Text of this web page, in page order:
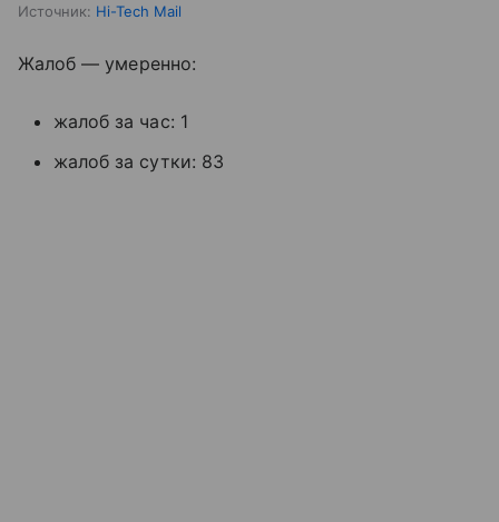
Источник: Hi-Tech Mail
Жалоб — умеренно:
жалоб за час: 1
жалоб за сутки: 83